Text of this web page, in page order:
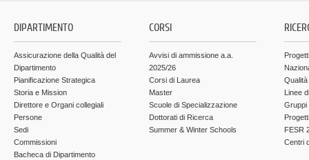
DIPARTIMENTO
Assicurazione della Qualità del
Dipartimento
Pianificazione Strategica
Storia e Mission
Direttore e Organi collegiali
Persone
Sedi
Commissioni
Bacheca di Dipartimento
CORSI
Avvisi di ammissione a.a.
2025/26
Corsi di Laurea
Master
Scuole di Specializzazione
Dottorati di Ricerca
Summer & Winter Schools
Linee
Gruppi
FESR
Centri